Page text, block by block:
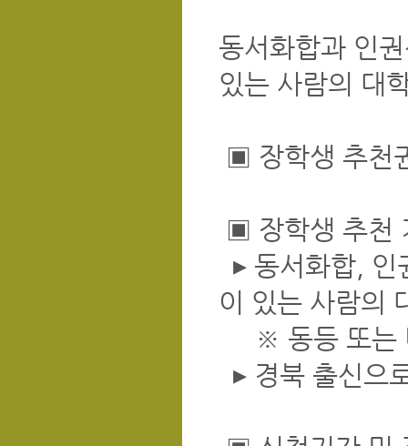
동서화합과 인
있는 사람의 대
▣ 장학생 추천
▣ 장학생 추천
▸ 동서화합, 인
이 있는 사람의
※ 동등 또는
▸ 경북 출신으